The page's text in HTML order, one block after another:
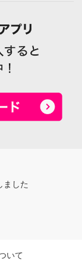
ました
いて